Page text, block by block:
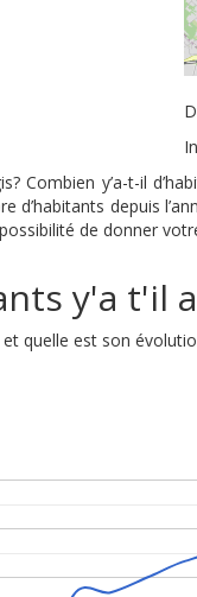
Combien y’a-t-il
d’habitants depuis
de donner
y'a t'il
quelle est son